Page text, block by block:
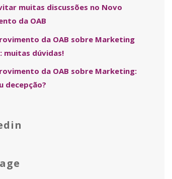
muitas discussões no Novo
da OAB
da OAB sobre Marketing
muitas dúvidas!
da OAB sobre Marketing:
decepção?